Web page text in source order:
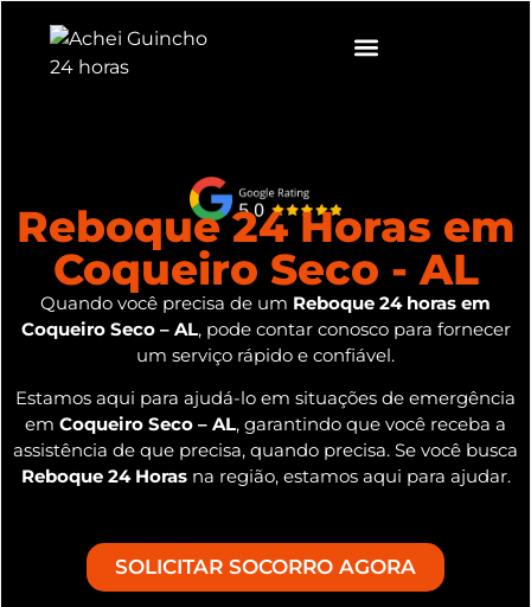
Reboque 24 Horas em
Coqueiro Seco - AL
Quando você precisa de um Reboque 24 horas em
Coqueiro Seco – AL, pode contar conosco para fornecer
um serviço rápido e confiável.
Estamos aqui para ajudá-lo em situações de emergência
em Coqueiro Seco – AL, garantindo que você receba a
assistência de que precisa, quando precisa. Se você busca
Reboque 24 Horasna região, estamos aqui para ajudar.
SOLICITAR SOCORRO AGORA